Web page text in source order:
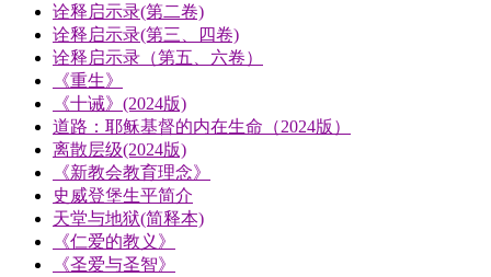
诠释启示录(第二卷)
诠释启示录(第三、四卷)
诠释启示录（第五、六卷）
《重生》
《十诫》(2024版)
道路：耶稣基督的内在生命（2024版）
离散层级(2024版)
《新教会教育理念》
史威登堡生平简介
天堂与地狱(简释本)
《仁爱的教义》
《圣爱与圣智》